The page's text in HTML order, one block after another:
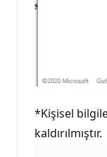
*Kişisel
kaldırılmıştır.